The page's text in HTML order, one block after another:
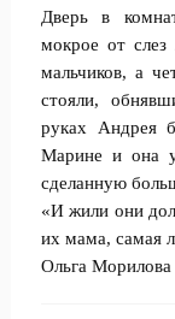
Дверь в
мокрое от
мальчиков, а
стояли,
руках Андрея
Марине и она
сделанную
«И жили они
их мама, самая
Ольга Морилова